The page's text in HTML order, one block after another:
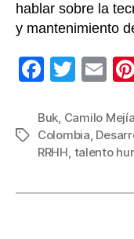
hablar sobre la
y mantenimiento
F
c
e
o
T
tt
er
E
ail
Etiquetas
Buk Camilo Mejía
Colombia
RRHH talento